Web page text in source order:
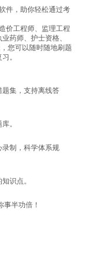
件，助你轻松通过考
价工程师、监理工程
药师、护士资格、
您可以随时随地刷题
。
集，支持离线答
。
制，科学体系规
识点。
半功倍！